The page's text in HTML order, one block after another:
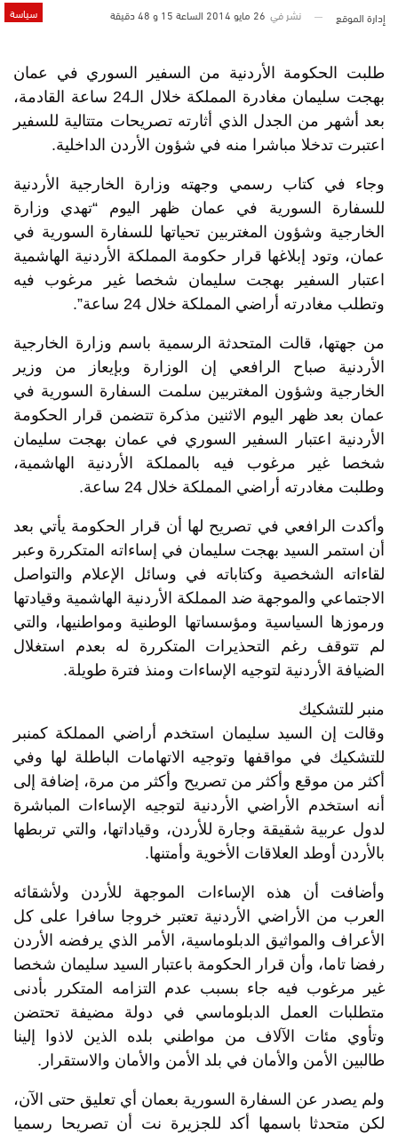
سياسة إدارة الموقع نشر في 26 مايو 2014 الساعة 15 و 48 دقيقة
طلبت الحكومة الأردنية من السفير السوري في عمان
بهجت سليمان مغادرة المملكة خلال الـ24 ساعة القادمة،
بعد أشهر من الجدل الذي أثارته تصريحات متتالية للسفير
اعتبرت تدخلا مباشرا منه في شؤون الأردن الداخلية.
وجاء في كتاب رسمي وجهته وزارة الخارجية الأردنية
للسفارة السورية في عمان ظهر اليوم “تهدي وزارة
الخارجية وشؤون المغتربين تحياتها للسفارة السورية في
عمان، وتود إبلاغها قرار حكومة المملكة الأردنية الهاشمية
اعتبار السفير بهجت سليمان شخصا غير مرغوب فيه
وتطلب مغادرته أراضي المملكة خلال 24 ساعة”.
من جهتها، قالت المتحدثة الرسمية باسم وزارة الخارجية
الأردنية صباح الرافعي إن الوزارة وبإيعاز من وزير
الخارجية وشؤون المغتربين سلمت السفارة السورية في
عمان بعد ظهر اليوم الاثنين مذكرة تتضمن قرار الحكومة
الأردنية اعتبار السفير السوري في عمان بهجت سليمان
شخصا غير مرغوب فيه بالمملكة الأردنية الهاشمية،
وطلبت مغادرته أراضي المملكة خلال 24 ساعة.
وأكدت الرافعي في تصريح لها أن قرار الحكومة يأتي بعد
أن استمر السيد بهجت سليمان في إساءاته المتكررة وعبر
لقاءاته الشخصية وكتاباته في وسائل الإعلام والتواصل
الاجتماعي والموجهة ضد المملكة الأردنية الهاشمية وقيادتها
ورموزها السياسية ومؤسساتها الوطنية ومواطنيها، والتي
لم تتوقف رغم التحذيرات المتكررة له بعدم استغلال
الضيافة الأردنية لتوجيه الإساءات ومنذ فترة طويلة.
منبر للتشكيك
وقالت إن السيد سليمان استخدم أراضي المملكة كمنبر
للتشكيك في مواقفها وتوجيه الاتهامات الباطلة لها وفي
أكثر من موقع وأكثر من تصريح وأكثر من مرة، إضافة إلى
أنه استخدم الأراضي الأردنية لتوجيه الإساءات المباشرة
لدول عربية شقيقة وجارة للأردن، وقياداتها، والتي تربطها
بالأردن أوطد العلاقات الأخوية وأمتنها.
وأضافت أن هذه الإساءات الموجهة للأردن ولأشقائه
العرب من الأراضي الأردنية تعتبر خروجا سافرا على كل
الأعراف والمواثيق الدبلوماسية، الأمر الذي يرفضه الأردن
رفضا تاما، وأن قرار الحكومة باعتبار السيد سليمان شخصا
غير مرغوب فيه جاء بسبب عدم التزامه المتكرر بأدنى
متطلبات العمل الدبلوماسي في دولة مضيفة تحتضن
وتأوي مئات الآلاف من مواطني بلده الذين لاذوا إلينا
طالبين الأمن والأمان في بلد الأمن والأمان والاستقرار.
ولم يصدر عن السفارة السورية بعمان أي تعليق حتى الآن،
لكن متحدثا باسمها أكد للجزيرة نت أن تصريحا رسميا